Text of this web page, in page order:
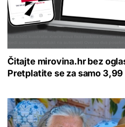
Čitajte mirovina.hr bez
Pretplatite se za samo